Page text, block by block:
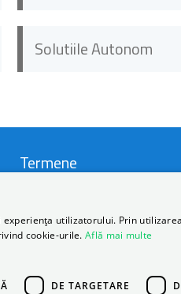
Solutiile Autonom
Termene
Termeni si Conditii
Politica de Prelucrare a
utilizatorului. Prin
cookie-urile.Află mai multe
DE TARGETARE